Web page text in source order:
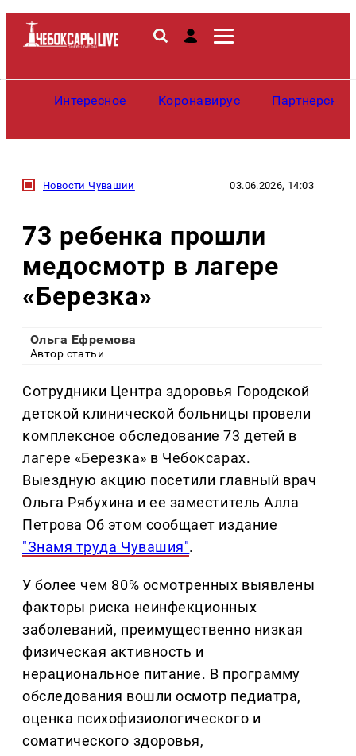
Интересное Коронавирус
Новости Чувашии 03.06.2026, 14:03
73 ребенка прошли
медосмотр в лагере
«Березка»
Ольга Ефремова
Автор статьи
Сотрудники Центра здоровья Городской
детской клинической больницы провели
комплексное обследование 73 детей в
лагере «Березка» в Чебоксарах.
Выездную акцию посетили главный врач
Ольга Рябухина и ее заместитель Алла
Петрова Об этом сообщает издание
"Знамя труда Чувашия".
У более чем 80% осмотренных выявлены
факторы риска неинфекционных
заболеваний, преимущественно низкая
физическая активность и
нерациональное питание. В программу
обследования вошли осмотр педиатра,
оценка психофизиологического и
соматического здоровья,